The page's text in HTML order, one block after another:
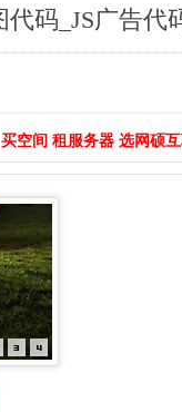
买空间 租服务器 选网硕互